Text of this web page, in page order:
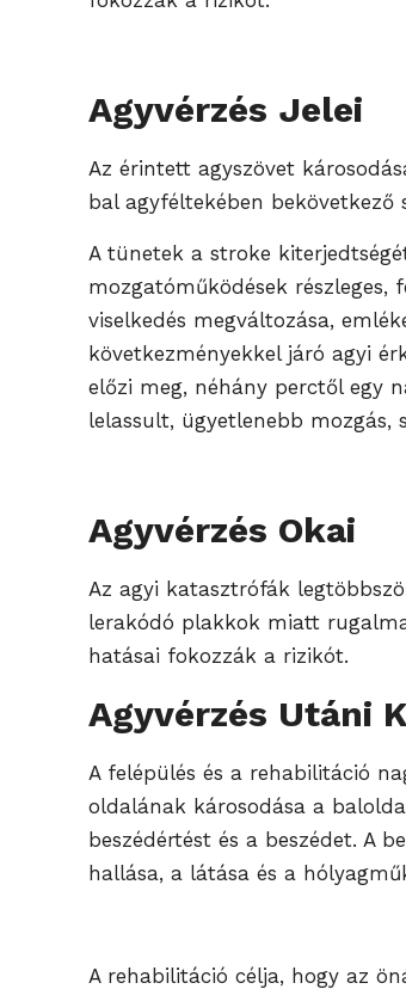
Agyvérzés Jelei
Az érintett agyszövet
bal agyféltekében
A tünetek a stroke
mozgatóműködések részleges,
viselkedés megváltozása,
következményekkel járó agyi
előzi meg, néhány perctől egy
lelassult, ügyetlenebb mozgás,
Agyvérzés Okai
Az agyi katasztrófák
lerakódó plakkok miatt
hatásai fokozzák a rizikót.
Agyvérzés Utáni
A felépülés és a rehabilitáció
oldalának károsodása a
beszédértést és a beszédet. A
hallása, a látása és a
A rehabilitáció célja, hogy az